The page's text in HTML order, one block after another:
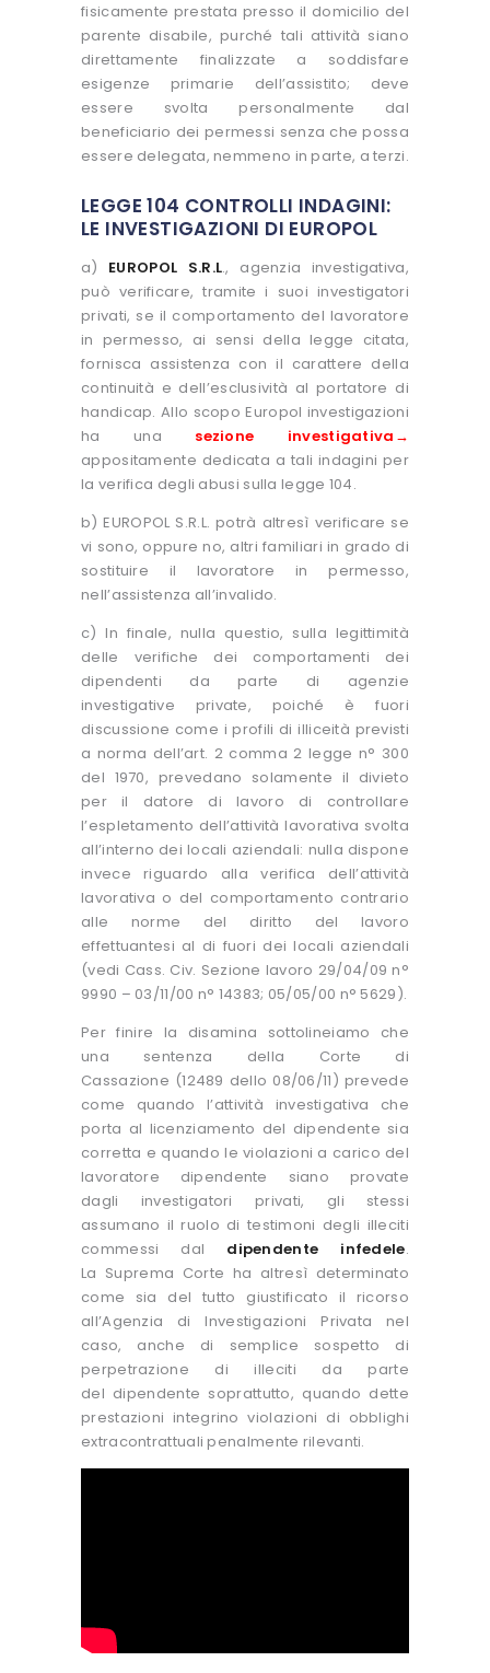
fisicamente prestata presso il domicilio del
parente disabile, purché tali attività siano
direttamente finalizzate a soddisfare
esigenze primarie dell’assistito; deve
essere svolta personalmente dal
beneficiario dei permessi senza che possa
essere delegata, nemmeno in parte, a terzi.
LEGGE 104 CONTROLLI INDAGINI:
LE INVESTIGAZIONI DI EUROPOL
a) EUROPOL S.R.L., agenzia investigativa,
può verificare, tramite i suoi investigatori
privati, se il comportamento del lavoratore
in permesso, ai sensi della legge citata,
fornisca assistenza con il carattere della
continuità e dell’esclusività al portatore di
handicap. Allo scopo Europol investigazioni
ha una sezione investigativa→
appositamente dedicata a tali indagini per
la verifica degli abusi sulla legge 104.
b) EUROPOL S.R.L. potrà altresì verificare se
vi sono, oppure no, altri familiari in grado di
sostituire il lavoratore in permesso,
nell’assistenza all’invalido.
c) In finale, nulla questio, sulla legittimità
delle verifiche dei comportamenti dei
dipendenti da parte di agenzie
investigative private, poiché è fuori
discussione come i profili di illiceità previsti
a norma dell’art. 2 comma 2 legge n° 300
del 1970, prevedano solamente il divieto
per il datore di lavoro di controllare
l’espletamento dell’attività lavorativa svolta
all’interno dei locali aziendali: nulla dispone
invece riguardo alla verifica dell’attività
lavorativa o del comportamento contrario
alle norme del diritto del lavoro
effettuantesi al di fuori dei locali aziendali
(vedi Cass. Civ. Sezione lavoro 29/04/09 n°
9990 – 03/11/00 n° 14383; 05/05/00 n° 5629).
Per finire la disamina sottolineiamo che
una sentenza della Corte di
Cassazione (12489 dello 08/06/11) prevede
come quando l’attività investigativa che
porta al licenziamento del dipendente sia
corretta e quando le violazioni a carico del
lavoratore dipendente siano provate
dagli investigatori privati, gli stessi
assumano il ruolo di testimoni degli illeciti
commessi dal dipendente infedele.
La Suprema Corte ha altresì determinato
come sia del tutto giustificato il ricorso
all’Agenzia di Investigazioni Privata nel
caso, anche di semplice sospetto di
perpetrazione di illeciti da parte
del dipendente soprattutto, quando dette
prestazioni integrino violazioni di obblighi
extracontrattuali penalmente rilevanti.